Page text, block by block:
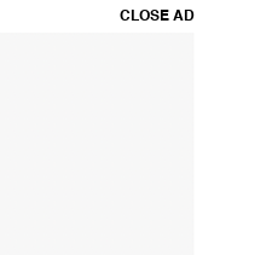
CLOSE AD